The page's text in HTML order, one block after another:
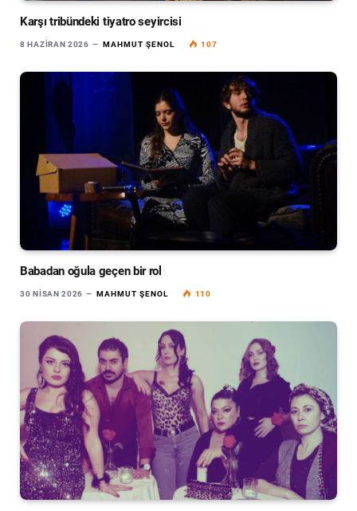
Karşı tribündeki tiyatro seyircisi
8 HAZIRAN 2026 MAHMUT ŞENOL 107
Babadan oğula geçen bir rol
30 NISAN 2026 MAHMUT ŞENOL 110